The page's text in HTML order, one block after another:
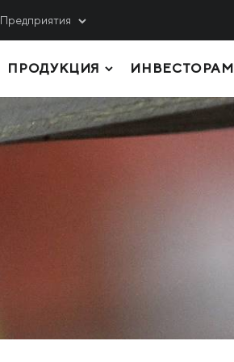
Предприятия
ИНЖИНИРИНГ
МРМЗ
ПРОДУКЦИЯ ИНВЕСТОРАМ